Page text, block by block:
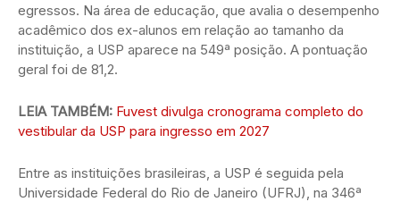
egressos. Na área de educação, que avalia o desempenho
acadêmico dos ex-alunos em relação ao tamanho da
instituição, a USP aparece na 549ª posição. A pontuação
geral foi de 81,2.
LEIA TAMBÉM: Fuvest divulga cronograma completo do
vestibular da USP para ingresso em 2027
Entre as instituições brasileiras, a USP é seguida pela
Universidade Federal do Rio de Janeiro (UFRJ), na 346ª